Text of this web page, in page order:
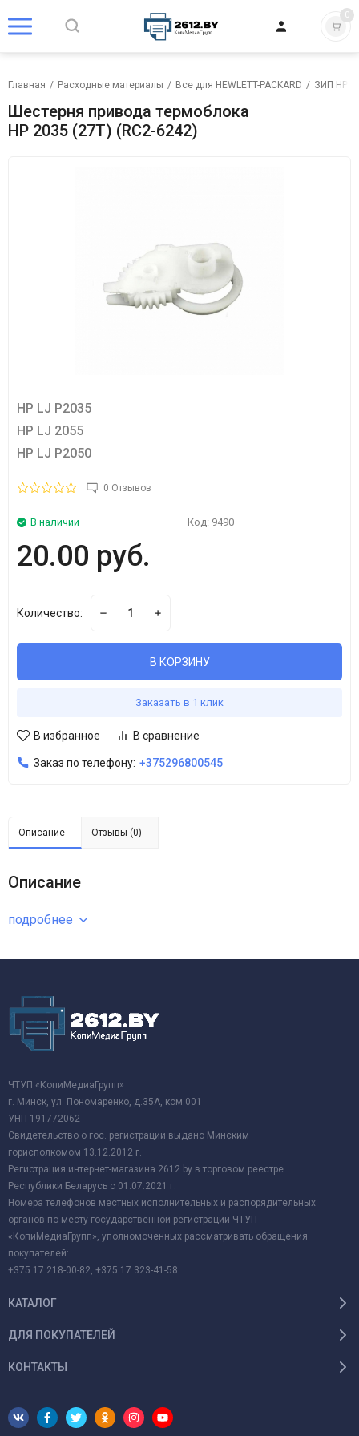
0
Главная / Расходные материалы / Все для HEWLETT-PACKARD / ЗИП HP
Шестерня привода термоблока
HP 2035 (27T) (RC2-6242)
HP LJ P2035
HP LJ 2055
HP LJ P2050
0 Отзывов
В наличии Код: 9490
20.00 руб.
Количество:
В КОРЗИНУ
Заказать в 1 клик
В избранное В сравнение
Заказ по телефону: +375296800545
Описание Отзывы (0)
Описание
подробнее
ЧТУП «КопиМедиаГрупп»
г. Минск, ул. Пономаренко, д.35А, ком.001
УНП 191772062
Свидетельство о гос. регистрации выдано Минским
горисполкомом 13.12.2012 г.
Регистрация интернет-магазина 2612.by в торговом реестре
Республики Беларусь с 01.07.2021 г.
Номера телефонов местных исполнительных и распорядительных
органов по месту государственной регистрации ЧТУП
«КопиМедиаГрупп», уполномоченных рассматривать обращения
покупателей:
+375 17 218-00-82, +375 17 323-41-58.
КАТАЛОГ
ДЛЯ ПОКУПАТЕЛЕЙ
КОНТАКТЫ